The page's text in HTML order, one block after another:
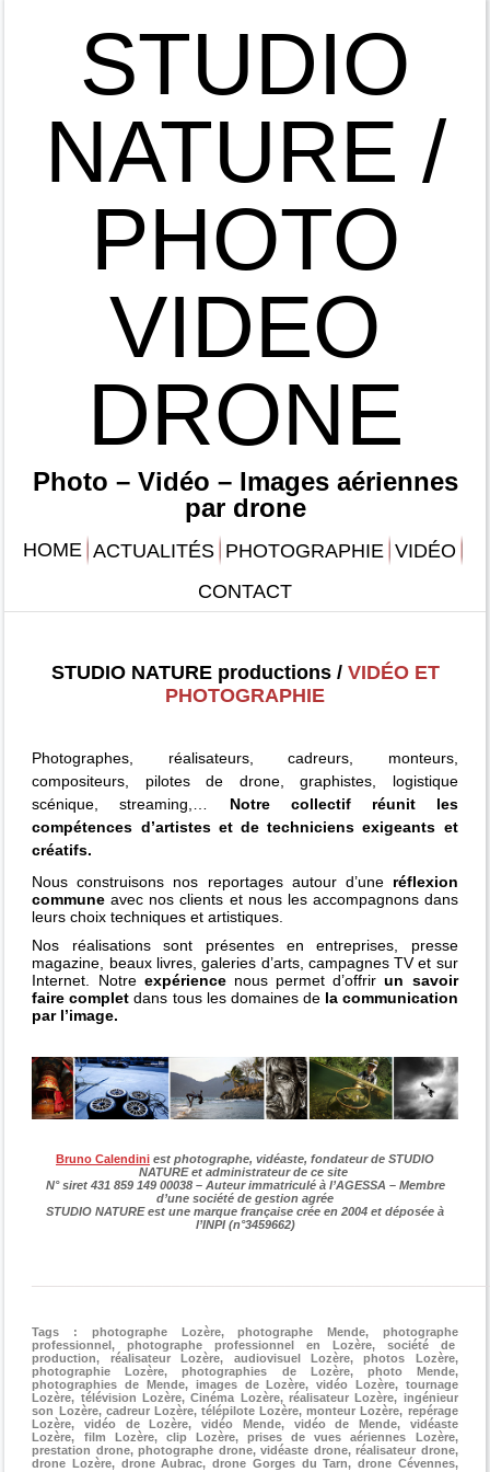
STUDIO
NATURE /
PHOTO
VIDEO
DRONE
Photo – Vidéo – Images aériennes
par drone
HOME ACTUALITÉS PHOTOGRAPHIE VIDÉO
CONTACT
STUDIO NATURE productions /VIDÉO ET
PHOTOGRAPHIE
Photographes, réalisateurs,cadreurs, monteurs,
compositeurs, pilotes de drone, graphistes, logistique
scénique, streaming,… Notre collectif réunit les
compétences d’artistes et de techniciens exigeants et
créatifs.
Nous construisons nos reportages autour d’uneréflexion
commune avec nos clients et nous les accompagnons dans
leurs choix techniques et artistiques.
Nos réalisations sont présentes en entreprises, presse
magazine, beaux livres, galeries d’arts, campagnes TV et sur
Internet. Notre expériencenous permet d’offrirun savoir
faire complet dans tous les domaines de la communication
par l’image.
Bruno Calendini est photographe, vidéaste, fondateur de STUDIO
NATURE et administrateur de ce site
N° siret 431 859 149 00038 – Auteur immatriculé à l’AGESSA – Membre
d’une société de gestion agrée
STUDIO NATURE est une marque française crée en 2004 et déposée à
l’INPI (n°3459662)
Tags : photographe Lozère, photographe Mende, photographe
professionnel, photographe professionnel en Lozère, société de
production, réalisateur Lozère, audiovisuel Lozère, photos Lozère,
photographie Lozère, photographies de Lozère, photo Mende,
photographies de Mende, images de Lozère, vidéo Lozère, tournage
Lozère, télévision Lozère, Cinéma Lozère, réalisateur Lozère, ingénieur
son Lozère, cadreur Lozère, télépilote Lozère, monteur Lozère, repérage
Lozère, vidéo de Lozère, vidéo Mende, vidéo de Mende, vidéaste
Lozère, film Lozère, clip Lozère, prises de vues aériennes Lozère,
prestation drone, photographe drone, vidéaste drone, réalisateur drone,
drone Lozère, drone Aubrac, drone Gorges du Tarn, drone Cévennes,